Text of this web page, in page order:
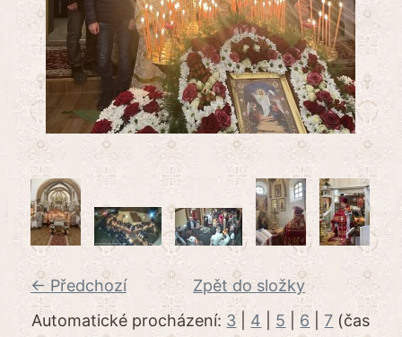
← Předchozí
Zpět do složky
Automatické procházení: 3| 4 5 6 7 (čas